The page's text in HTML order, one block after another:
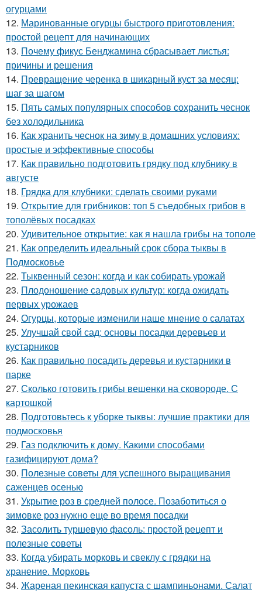
огурцами
12. Маринованные огурцы быстрого приготовления:
простой рецепт для начинающих
13. Почему фикус Бенджамина сбрасывает листья:
причины и решения
14. Превращение черенка в шикарный куст за месяц:
шаг за шагом
15. Пять самых популярных способов сохранить чеснок
без холодильника
16. Как хранить чеснок на зиму в домашних условиях:
простые и эффективные способы
17. Как правильно подготовить грядку под клубнику в
августе
18. Грядка для клубники: сделать своими руками
19. Открытие для грибников: топ 5 съедобных грибов в
тополёвых посадках
20. Удивительное открытие: как я нашла грибы на тополе
21. Как определить идеальный срок сбора тыквы в
Подмосковье
22. Тыквенный сезон: когда и как собирать урожай
23. Плодоношение садовых культур: когда ожидать
первых урожаев
24. Огурцы, которые изменили наше мнение о салатах
25. Улучшай свой сад: основы посадки деревьев и
кустарников
26. Как правильно посадить деревья и кустарники в
парке
27. Сколько готовить грибы вешенки на сковороде. С
картошкой
28. Подготовьтесь к уборке тыквы: лучшие практики для
подмосковья
29. Газ подключить к дому. Какими способами
газифицируют дома?
30. Полезные советы для успешного выращивания
саженцев осенью
31. Укрытие роз в средней полосе. Позаботиться о
зимовке роз нужно еще во время посадки
32. Засолить туршевую фасоль: простой рецепт и
полезные советы
33. Когда убирать морковь и свеклу с грядки на
хранение. Морковь
34. Жареная пекинская капуста с шампиньонами. Салат